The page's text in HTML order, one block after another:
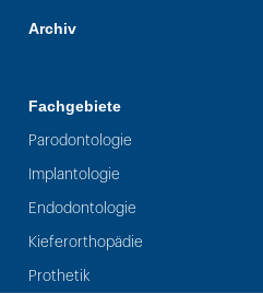
Archiv
Fachgebiete
Parodontologie
Implantologie
Endodontologie
Kieferorthopädie
Prothetik